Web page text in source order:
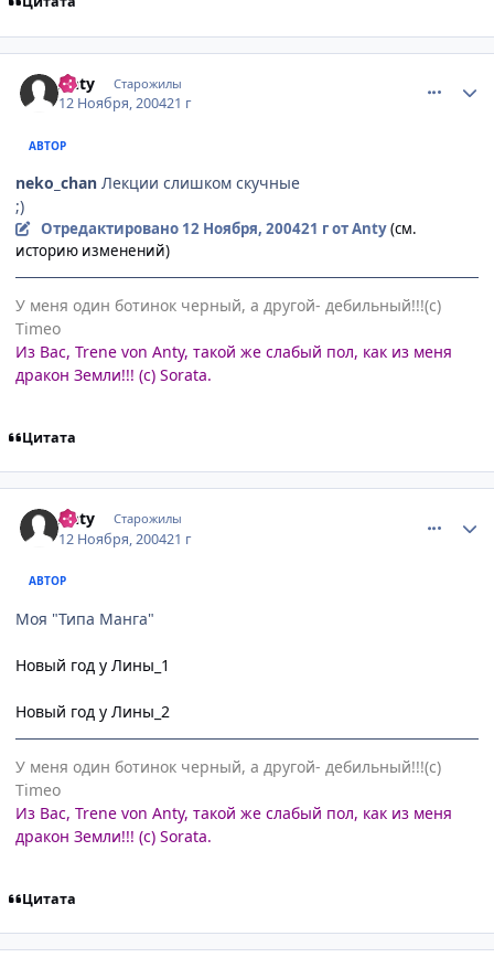
Anty Старожилы
12 Ноября, 200421 г
АВТОР
neko_chan Лекции слишком скучные
;)
Отредактировано 12 Ноября, 200421 гот Anty(см.
историю изменений)
У меня один ботинок черный, а другой- дебильный!!!(с)
Timeo
Из Вас, Trene von Anty, такой же слабый пол, как из меня
дракон Земли!!! (с) Sorata.
Цитата
Anty Старожилы
12 Ноября, 200421 г
АВТОР
Моя "Типа Манга"
Новый год у Лины_1
Новый год у Лины_2
У меня один ботинок черный, а другой- дебильный!!!(с)
Timeo
Из Вас, Trene von Anty, такой же слабый пол, как из меня
дракон Земли!!! (с) Sorata.
Цитата